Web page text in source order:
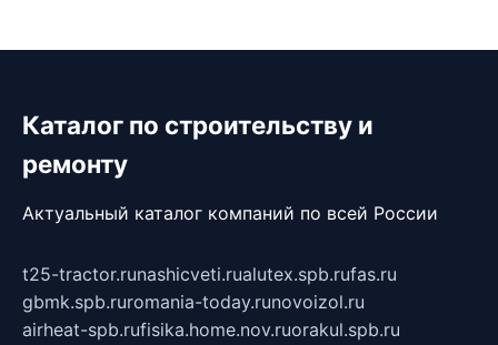
Каталог по строительству и
ремонту
Актуальный каталог компаний по всей России
t25-tractor.runashicveti.rualutex.spb.rufas.ru
gbmk.spb.ruromania-today.runovoizol.ru
airheat-spb.rufisika.home.nov.ruorakul.spb.ru